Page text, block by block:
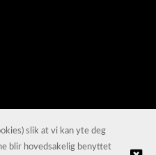
slik at vi kan yte deg
blir hovedsakelig benyttet